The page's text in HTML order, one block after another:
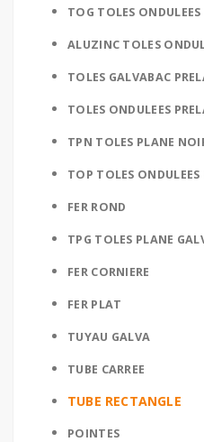
TOG TOLES
ALUZINC TOLES
TOLES GALVABAC
TOLES ONDULEES
TPN TOLES PLANE
TOP TOLES ONDULEES
FER ROND
TPG TOLES PLANE
FER CORNIERE
FER PLAT
TUYAU GALVA
TUBE CARREE
TUBE RECTANGLE
POINTES